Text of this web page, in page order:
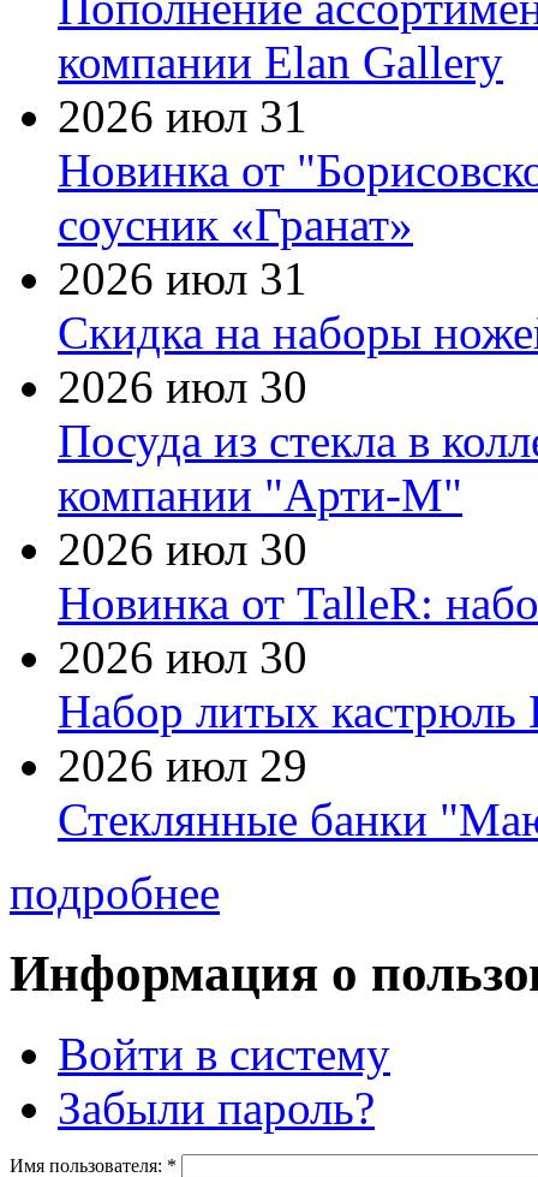
компании Elan Gallery
2026 июл 31
Новинка от
соусник «Гранат»
2026 июл 31
Скидка на наборы
2026 июл 30
Посуда из стекла в
компании "Арти-М"
2026 июл 30
Новинка от TalleR:
2026 июл 30
Набор литых кастрюль
2026 июл 29
Стеклянные банки
подробнее
Информация о
Войти в систему
Забыли пароль?
Имя пользователя: *